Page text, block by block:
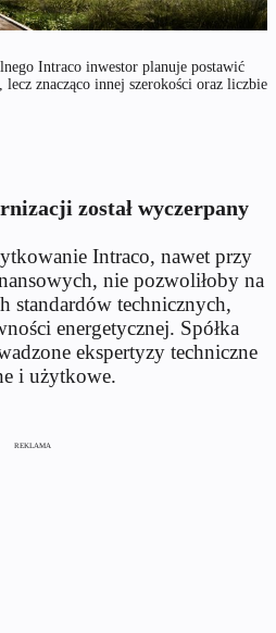
Intraco inwestor planuje postawić
znacząco innej szerokości oraz liczbie
został wyczerpany
Intraco, nawet przy
nie pozwoliłoby na
standardów technicznych,
energetycznej. Spółka
ekspertyzy techniczne
i użytkowe.
REKLAMA